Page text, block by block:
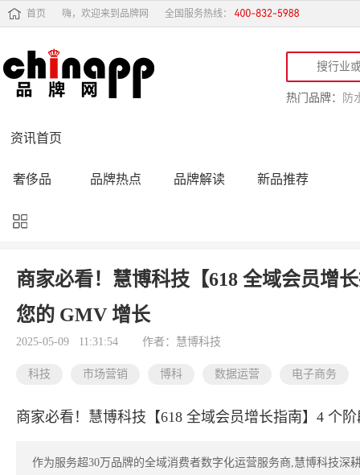
首页 嗨，欢迎来到品牌网 全国服务热线：
热门品牌： 防
资讯首页
奢侈品 品牌热点 品牌解读 新品推荐
品牌黑榜
品牌导购 专家点评
商家必看！慧博科技【618 全域会员增
您的 GMV 增长
2025-05-09 11:31:54 作者：慧博科技
科技 市场营销 博科 数据运营 电子商务
商家必看！慧博科技【618 全域会员增长指南】4 个
作为服务超30万品牌的全域消费者数字化运营服务商,慧博科技深